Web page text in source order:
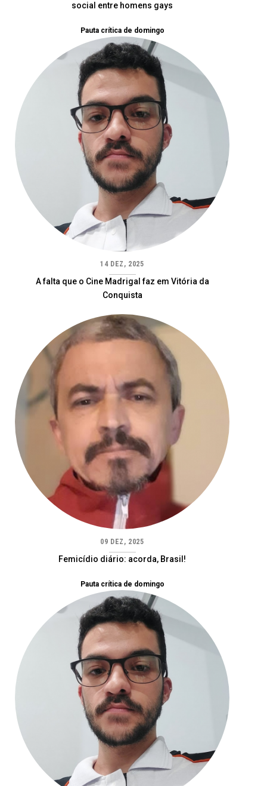
social entre homens gays
Pauta crítica de domingo
14 DEZ, 2025
A falta que o Cine Madrigal faz em Vitória da
Conquista
09 DEZ, 2025
Femicídio diário: acorda, Brasil!
Pauta crítica de domingo